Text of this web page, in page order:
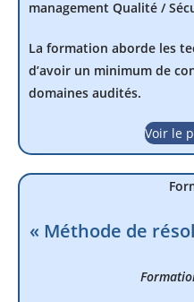
management Qualité /
La formation aborde les
d’avoir un minimum de
domaines audités.
Voir le
« Méthode de